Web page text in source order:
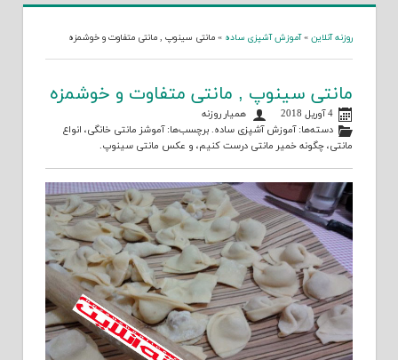
روزنه آنلاین »آموزش آشپزی ساده » مانتی سینوپ , مانتی متفاوت و خوشمزه
مانتی سینوپ , مانتی متفاوت و خوشمزه
4 آوریل 2018
همیار روزنه
دسته‌ها:آموزش آشپزی ساده. برچسب‌ها:آموشز مانتی خانگی، انواع
مانتی، چگونه خمیر مانتی درست کنیم، و عکس مانتی سینوپ.